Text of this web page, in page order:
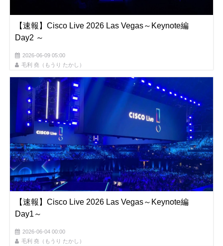
【速報】Cisco Live 2026 Las Vegas～Keynote編
Day2 ～
2026-06-09 05:00
毛利 堯（もうり たかし）
【速報】Cisco Live 2026 Las Vegas～Keynote編
Day1～
2026-06-04 00:00
毛利 堯（もうり たかし）